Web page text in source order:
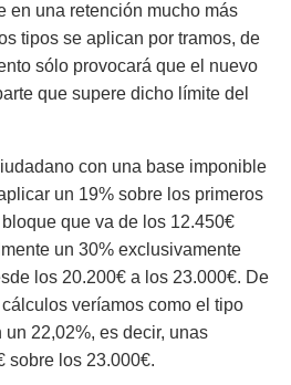
en una retención mucho más
tipos se aplican por tramos, de
sólo provocará que el nuevo
que supere dicho límite del
con una base imponible
un 19% sobre los primeros
que va de los 12.450€
un 30% exclusivamente
los 20.200€ a los 23.000€. De
veríamos como el tipo
22,02%, es decir, unas
sobre los 23.000€.